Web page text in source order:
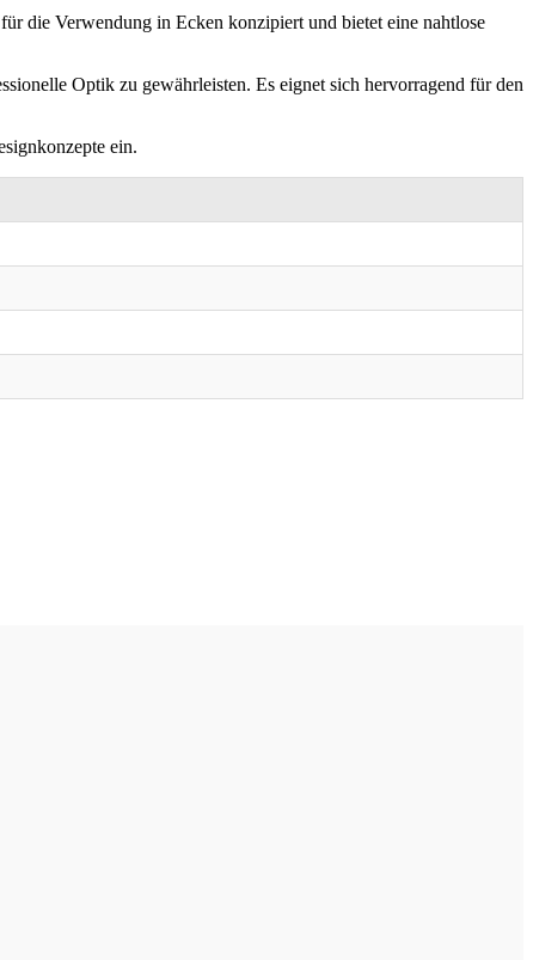
die Verwendung in Ecken konzipiert und bietet eine nahtlose
Optik zu gewährleisten. Es eignet sich hervorragend für den
ein.